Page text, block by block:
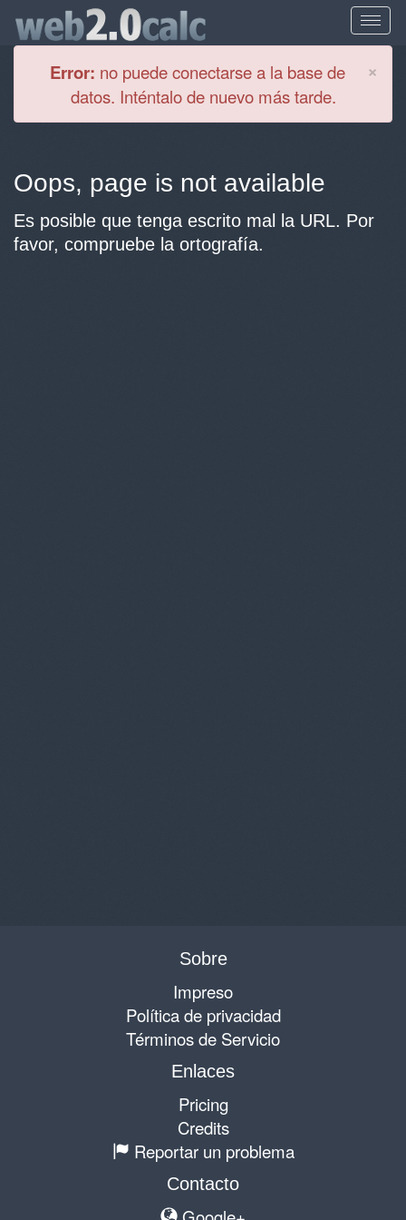
×
Error: no puede conectarse a la base de
datos. Inténtalo de nuevo más tarde.
Oops, page is not available
Es posible que tenga escrito mal la URL. Por
favor, compruebe la ortografía.
Sobre
Impreso
Política de privacidad
Términos de Servicio
Enlaces
Pricing
Credits
Reportar un problema
Contacto